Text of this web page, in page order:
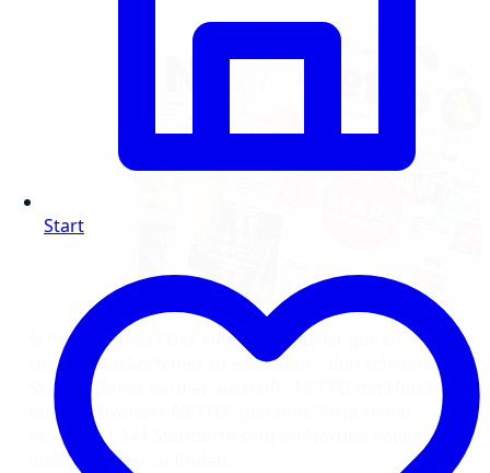
Schon gewusst? Der kleinere Netto ist gut an
seinem Maskottchen zu erkennen – den schwarzen
Scottie. Daher wird er auch oft „NETTO mit Hund“
oder „Schwarzer NETTO“ genannt. Viele seiner
insgesamt 344 Standorte sind im Norden sowie in
und um Berlin zu finden.
Start